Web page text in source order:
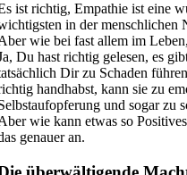
ist richtig, Empathie ist eine
in der menschlichen
wie bei fast allem im
Du hast richtig gelesen, es
Dir zu Schaden
handhabst, kann sie zu
und sogar zu
wie kann etwas so
genauer an.